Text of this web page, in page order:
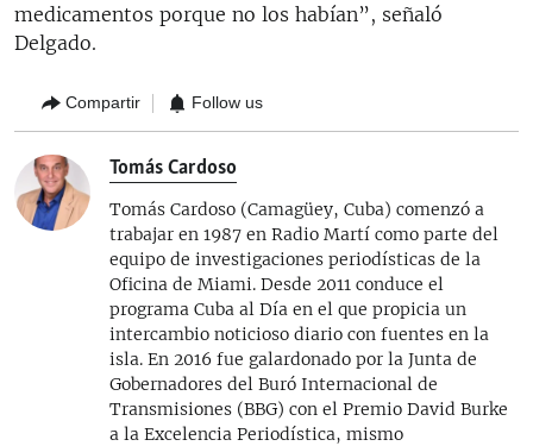
medicamentos porque no los habían”, señaló
Delgado.
Compartir Follow us
Tomás Cardoso
Tomás Cardoso (Camagüey, Cuba) comenzó a
trabajar en 1987 en Radio Martí como parte del
equipo de investigaciones periodísticas de la
Oficina de Miami. Desde 2011 conduce el
programa Cuba al Día en el que propicia un
intercambio noticioso diario con fuentes en la
isla. En 2016 fue galardonado por la Junta de
Gobernadores del Buró Internacional de
Transmisiones (BBG) con el Premio David Burke
a la Excelencia Periodística, mismo